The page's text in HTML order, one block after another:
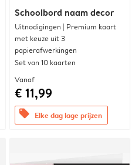
Schoolbord naam decor
Uitnodigingen | Premium kaart
met keuze uit 3
papierafwerkingen
Set van 10 kaarten
Vanaf
€ 11,99
offers Elke dag lage prijzen